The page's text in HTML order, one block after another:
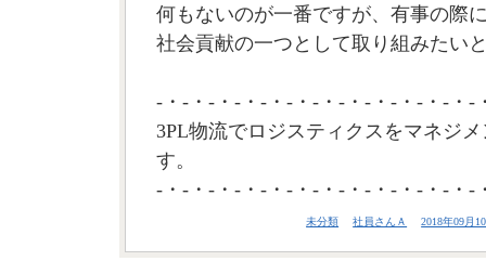
何もないのが一番ですが、有事の際
社会貢献の一つとして取り組みたい
-・-・-・-・-・-・-・-・-・-・-・-・-
3PL物流でロジスティクスをマネジ
す。
-・-・-・-・-・-・-・-・-・-・-・-・-
未分類 社員さんＡ 2018年09月